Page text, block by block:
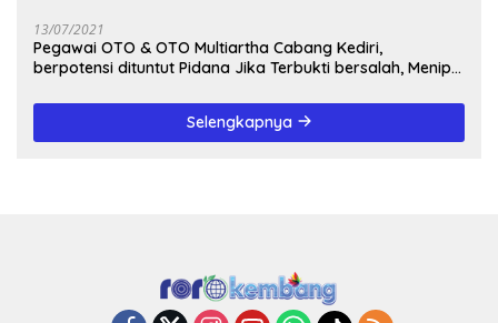
13/07/2021
Pegawai OTO & OTO Multiartha Cabang Kediri,
berpotensi dituntut Pidana Jika Terbukti bersalah, Menipu
Selengkapnya